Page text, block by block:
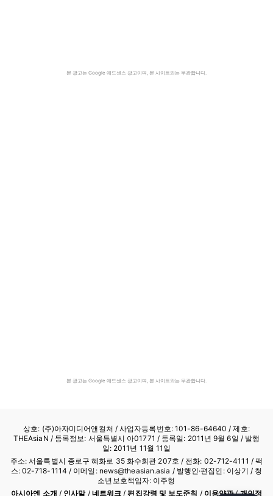
본 광고는 Google 애드센스 광고이며, 본 사이트와는 무관합니다.
본 광고는 Google 애드센스 광고이며, 본 사이트와는 무관합니다.
상호: (주)아자미디어앤컬처 /사업자등록번호: 101-86-64640 / 제호:
THEAsiaN / 등록정보: 서울특별시 아01771 / 등록일: 2011년 9월 6일 / 발행
일: 2011년 11월 11일
주소: 서울특별시 종로구 혜화로 35 화수회관 207호 / 전화: 02-712-4111 / 팩
스: 02-718-1114 / 이메일: news@theasian.asia / 발행인·편집인: 이상기 / 청
소년보호책임자: 이주형
아시아엔 소개 / 인사말/ 네트워크 /편집강령 및 보도준칙 / 이용약관/개인정